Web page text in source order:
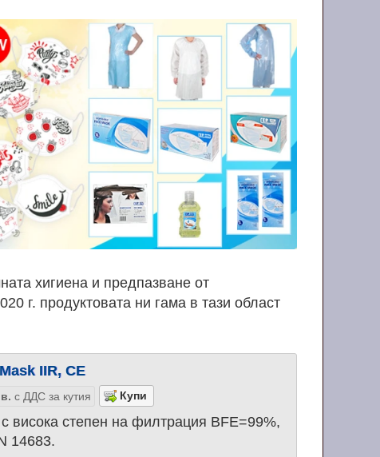
хигиена и предпазване от
г. продуктовата ни гама в тази област
IIR, CE
с ДДС за кутия
висока степен на филтрация BFE=99%,
14683.